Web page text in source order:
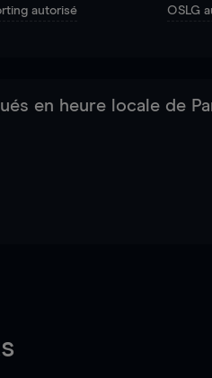
autorisé OSLG
en heure locale de